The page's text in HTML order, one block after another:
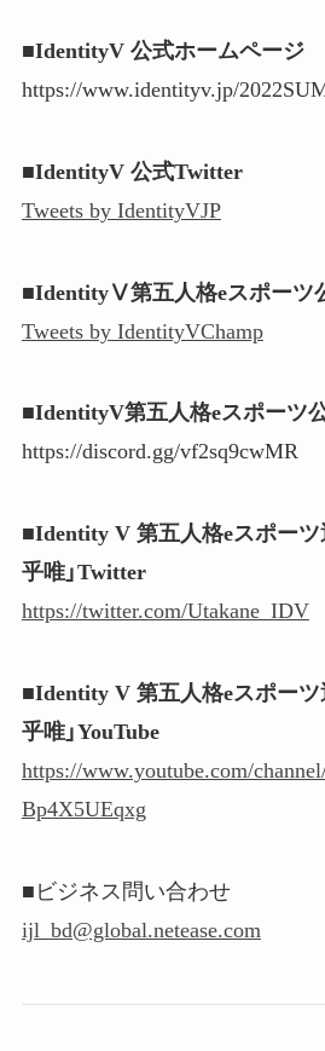
■IdentityV 公式ホームページ
https://www.identityv.jp/
■IdentityV 公式Twitter
Tweets by IdentityVJP
■IdentityⅤ第五人格eスポーツ
Tweets by IdentityVChamp
■IdentityV第五人格eスポーツ
https://discord.gg/vf2sq9cwMR
■Identity V 第五人格eスポーツ
乎唯」Twitter
https://twitter.com/Utakane_IDV
■Identity V 第五人格eスポーツ
乎唯」YouTube
https://www.youtube.com/
Bp4X5UEqxg
■ビジネス問い合わせ
ijl_bd@global.netease.com